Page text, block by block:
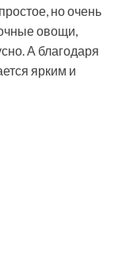
но очень
овощи,
А благодаря
ярким и